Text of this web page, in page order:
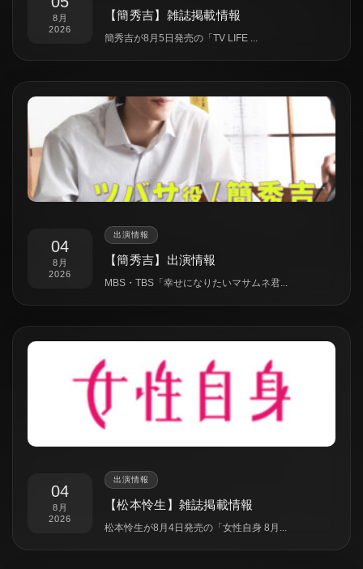
8月
2026
【簡秀吉】雑誌掲載情報
簡秀吉が8月5日発売の「TV LIFE ...
04
8月
2026
出演情報
【簡秀吉】出演情報
MBS・TBS「幸せになりたいマサムネ君...
04
8月
2026
出演情報
【松本怜生】雑誌掲載情報
松本怜生が8月4日発売の「女性自身 8月...